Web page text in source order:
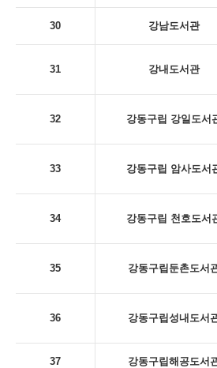
30 강남도서관
31 강내도서관
32 강동구립 강일도서
33 강동구립 암사도서
34 강동구립 천호도서
35 강동구립둔촌도서
36 강동구립성내도서
37 강동구립해공도서